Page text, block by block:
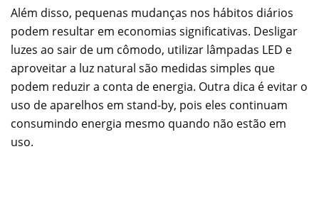
Além disso, pequenas mudanças nos hábitos diários
podem resultar em economias significativas. Desligar
luzes ao sair de um cômodo, utilizar lâmpadas LED e
aproveitar a luz natural são medidas simples que
podem reduzir a conta de energia. Outra dica é evitar o
uso de aparelhos em stand-by, pois eles continuam
consumindo energia mesmo quando não estão em
uso.